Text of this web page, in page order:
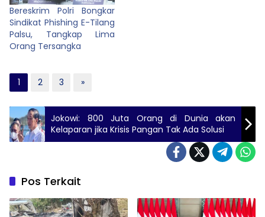
Bereskrim Polri Bongkar
Sindikat Phishing E-Tilang
Palsu, Tangkap Lima
Orang Tersangka
1 2 3 »
Jokowi: 800 Juta Orang di Dunia akan
Kelaparan jika Krisis Pangan Tak Ada Solusi
Pos Terkait